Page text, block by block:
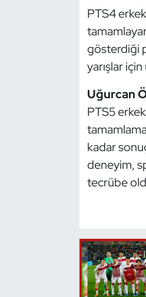
PTS4
gösterdiği
yarışlar
Uğurcan
PTS5
kadar
deneyim,
tecrübe
İşitme Engelli Sporcular
Judo ve Kuraş
Kano ve Rafting
Masa Tenisi
Modern Pentatlon